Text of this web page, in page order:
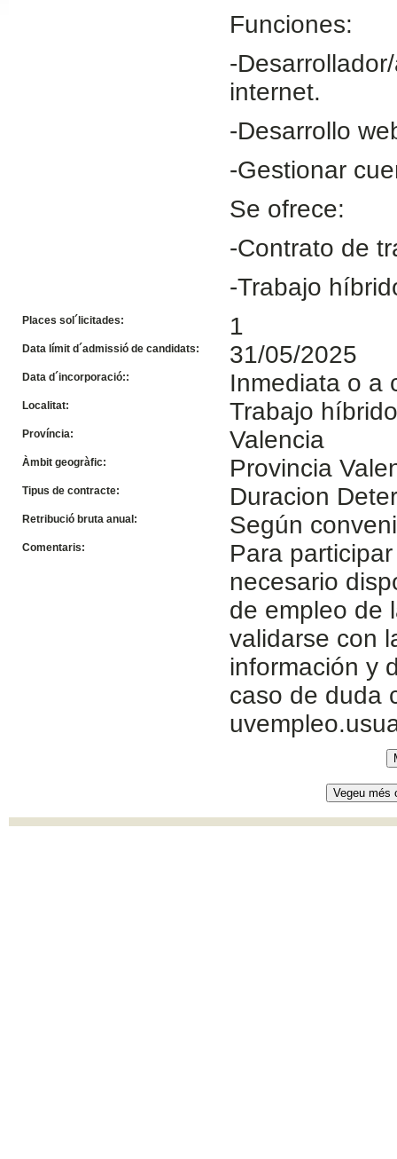
Funciones:
-
internet.
-Desarrollo
-Gestionar
Se ofrece:
-Contrato de
-Trabajo
Places sol´licitades: 1
Data límit d´admissió de candidats: 31/05/2025
Data d´incorporació:: Inmediata o a
Localitat: Trabajo híbrido
Província: Valencia
Àmbit geogràfic: Provincia
Tipus de contracte: Duracion
Retribució bruta anual: Según
Comentaris:
Para
necesario
de empleo de
validarse con
información y
caso de duda